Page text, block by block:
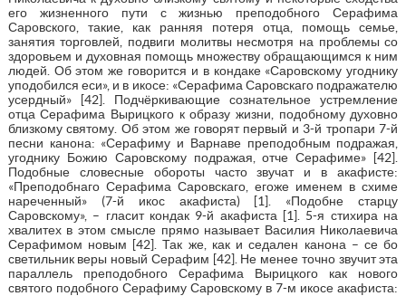
его жизненного пути с жизнью преподобного Серафима
Саровского, такие, как ранняя потеря отца, помощь семье,
занятия торговлей, подвиги молитвы несмотря на проблемы со
здоровьем и духовная помощь множеству обращающимся к ним
людей. Об этом же говорится и в кондаке «Саровскому угоднику
уподобился еси», и в икосе: «Серафима Саровскаго подражателю
усердный» [42]. Подчёркивающие сознательное устремление
отца Серафима Вырицкого к образу жизни, подобному духовно
близкому святому. Об этом же говорят первый и 3-й тропари 7-й
песни канона: «Серафиму и Варнаве преподобным подражая,
угоднику Божию Саровскому подражая, отче Серафиме» [42].
Подобные словесные обороты часто звучат и в акафисте:
«Преподобнаго Серафима Саровскаго, егоже именем в схиме
нареченный» (7-й икос акафиста) [1]. «Подобне старцу
Саровскому», – гласит кондак 9-й акафиста [1]. 5-я стихира на
хвалитех в этом смысле прямо называет Василия Николаевича
Серафимом новым [42]. Так же, как и седален канона – се бо
светильник веры новый Серафим [42]. Не менее точно звучит эта
параллель преподобного Серафима Вырицкого как нового
святого подобного Серафиму Саровскому в 7-м икосе акафиста: